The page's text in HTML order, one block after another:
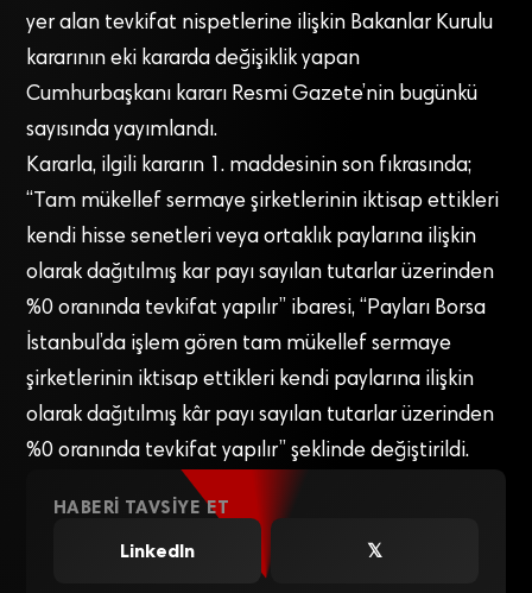
yer alan tevkifat nispetlerine ilişkin Bakanlar Kurulu
kararının eki kararda değişiklik yapan
Cumhurbaşkanı kararı Resmi Gazete’nin bugünkü
sayısında yayımlandı.
Kararla, ilgili kararın 1. maddesinin son fıkrasında;
“Tam mükellef sermaye şirketlerinin iktisap ettikleri
kendi hisse senetleri veya ortaklık paylarına ilişkin
olarak dağıtılmış kar payı sayılan tutarlar üzerinden
%0 oranında tevkifat yapılır” ibaresi, “Payları Borsa
İstanbul’da işlem gören tam mükellef sermaye
şirketlerinin iktisap ettikleri kendi paylarına ilişkin
olarak dağıtılmış kâr payı sayılan tutarlar üzerinden
%0 oranında tevkifat yapılır” şeklinde değiştirildi.
HABERI TAVSIYE ET
LinkedIn
𝕏